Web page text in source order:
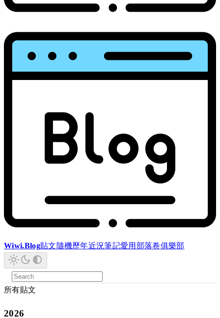
Wiwi.Blog貼文隨機歷年近況筆記愛用 部落卷俱樂部
所有貼文
2026